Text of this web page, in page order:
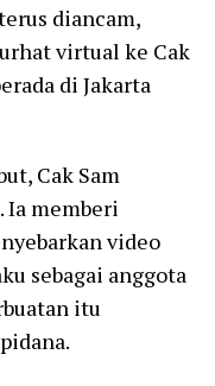
diancam,
virtual ke Cak
di Jakarta
Cak Sam
Ia memberi
video
sebagai anggota
itu